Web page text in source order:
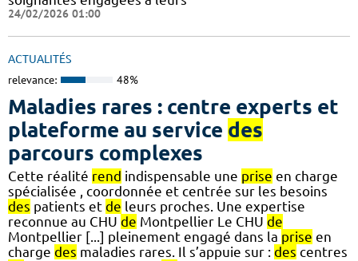
24/02/2026 01:00
ACTUALITÉS
relevance: 48%
Maladies rares : centre experts et
plateforme au service des
parcours complexes
Cette réalité rend indispensable une prise en charge
spécialisée , coordonnée et centrée sur les besoins
des patients et de leurs proches. Une expertise
reconnue au CHU de Montpellier Le CHU de
Montpellier [...] pleinement engagé dans la prise en
charge des maladies rares. Il s’appuie sur : des centres